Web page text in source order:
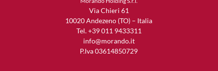
Via Chieri 61
10020 Andezeno (TO) – Italia
Tel. +39 011 9433311
info@morando.it
P.Iva 03614850729